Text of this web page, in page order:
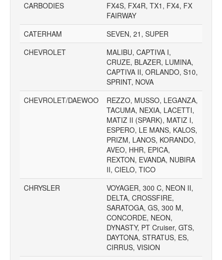
CARBODIES
FX4S, FX4R, TX1, FX4, FX
FAIRWAY
CATERHAM
SEVEN, 21, SUPER
CHEVROLET
MALIBU, CAPTIVA I,
CRUZE, BLAZER, LUMINA,
CAPTIVA II, ORLANDO, S10,
SPRINT, NOVA
CHEVROLET/DAEWOO
REZZO, MUSSO, LEGANZA,
TACUMA, NEXIA, LACETTI,
MATIZ II (SPARK), MATIZ I,
ESPERO, LE MANS, KALOS,
PRIZM, LANOS, KORANDO,
AVEO, HHR, EPICA,
REXTON, EVANDA, NUBIRA
II, CIELO, TICO
CHRYSLER
VOYAGER, 300 C, NEON II,
DELTA, CROSSFIRE,
SARATOGA, GS, 300 M,
CONCORDE, NEON,
DYNASTY, PT Cruiser, GTS,
DAYTONA, STRATUS, ES,
CIRRUS, VISION